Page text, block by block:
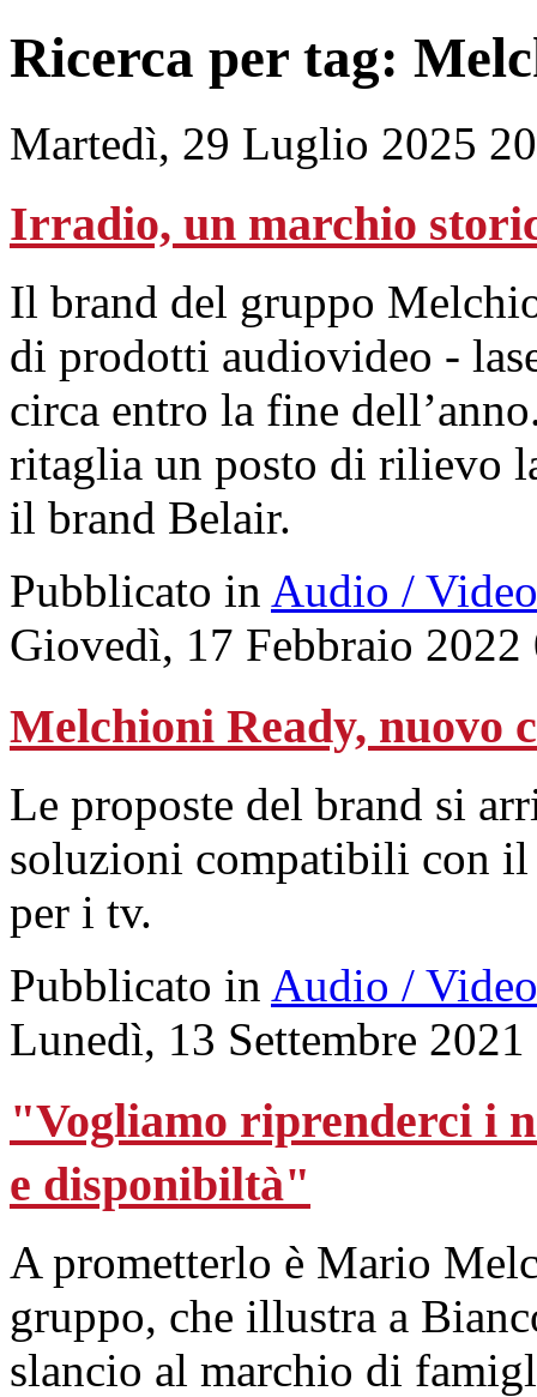
Ricerca per tag:
Martedì, 29 Luglio 2025
Irradio, un marchio
Il brand del gruppo
di prodotti audiovideo -
circa entro la fine
ritaglia un posto di rilievo
il brand Belair.
Pubblicato in Audio / Video
Giovedì, 17 Febbraio 2022
Melchioni Ready, nuovo
Le proposte del brand si
soluzioni compatibili con il
per i tv.
Pubblicato in Audio / Video
Lunedì, 13 Settembre
"Vogliamo riprenderci i
e disponibiltà"
A prometterlo è Mario
gruppo, che illustra a
slancio al marchio di